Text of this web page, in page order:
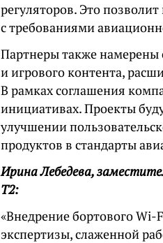
регуляторов. Это позволит
с требованиями
Партнеры также намерены
и игрового контента,
В рамках соглашения
инициативах. Проекты
улучшении
продуктов в стандарты
Ирина Лебедева,
T2:
«Внедрение бортового
экспертизы, слаженной